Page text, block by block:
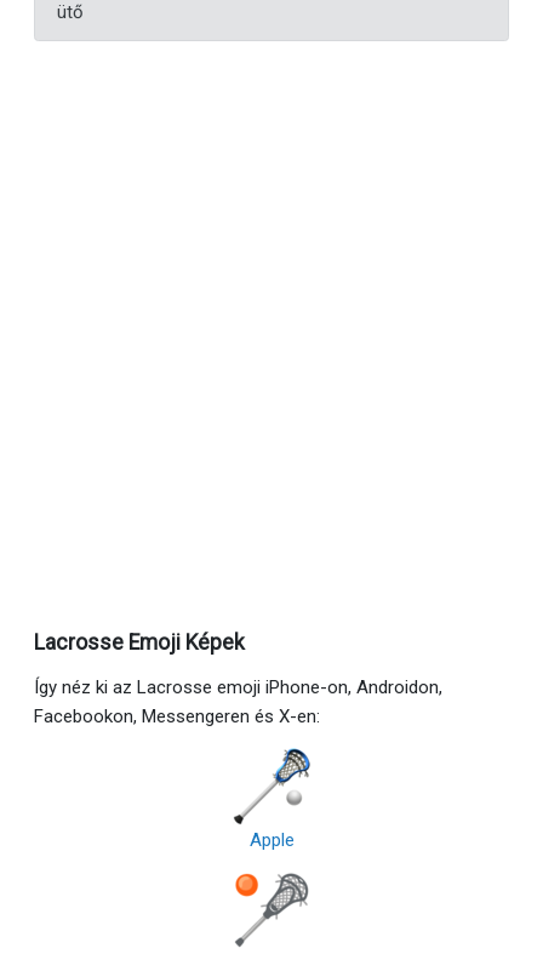
ütő
Lacrosse Emoji Képek
Így néz ki az Lacrosse emoji iPhone-on, Androidon,
Facebookon, Messengeren és X-en:
Apple